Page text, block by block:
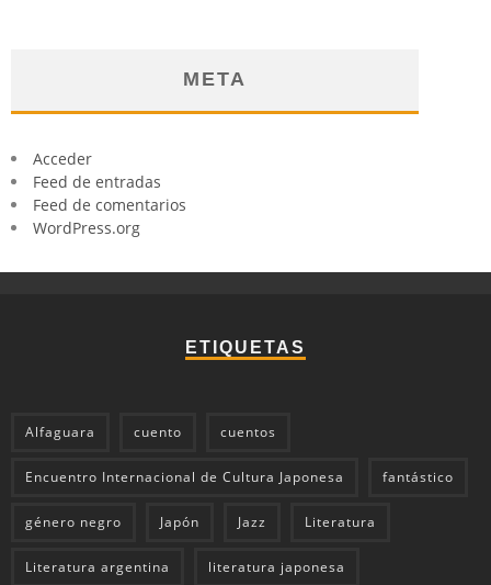
META
Acceder
Feed de entradas
Feed de comentarios
WordPress.org
ETIQUETAS
Alfaguara cuento cuentos
Encuentro Internacional de Cultura Japonesa fantástico
género negro Japón Jazz Literatura
Literatura argentina literatura japonesa